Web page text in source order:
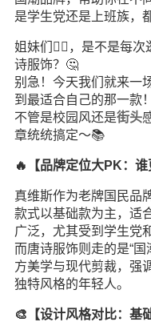
是学生党还是上班族，
姐妹们🙋‍♀️，是不是每
诗服饰？🤔
别急！今天我们就来一
到最适合自己的那一款！
不管是校园风还是街头
章统统搞定～📚
🔥【品牌定位大PK：谁
真维斯作为老牌国民品
款式以基础款为主，适
广泛，尤其受到学生党
而唐诗服饰则走的是“
方美学与现代剪裁，强
独特风格的年轻人。
🎨【设计风格对比：基